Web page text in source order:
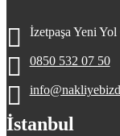
İzetpaşa Yeni
0850 532 07 50
İstanbul